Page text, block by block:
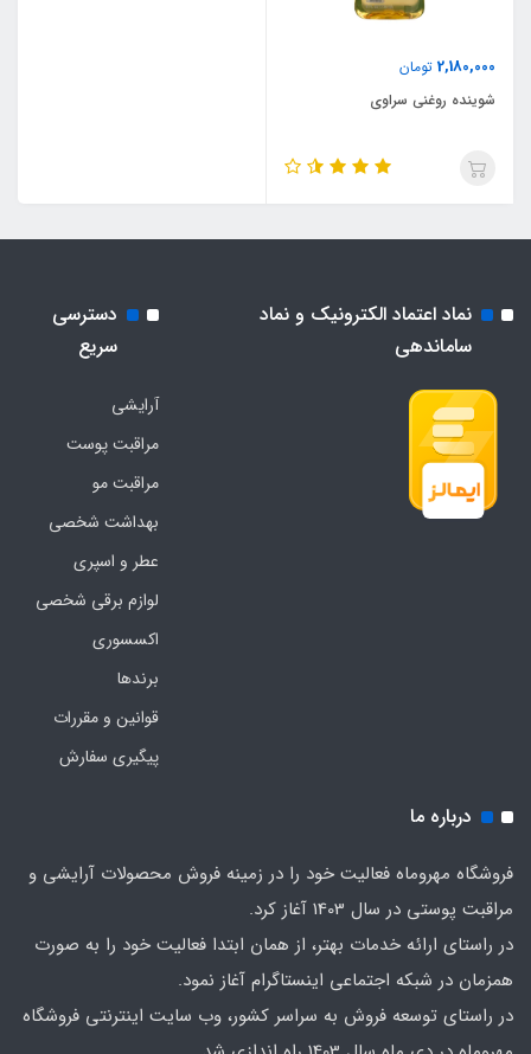
2,180,000 تومان
شوینده روغنی سراوی
نماد اعتماد الکترونیک و نماد
ساماندهی
دسترسی
سریع
آرایشی
مراقبت پوست
مراقبت مو
بهداشت شخصی
عطر و اسپری
لوازم برقی شخصی
اکسسوری
برندها
قوانین و مقررات
پیگیری سفارش
درباره ما
فروشگاه مهروماه فعالیت خود را در زمینه فروش محصولات آرایشی و
مراقبت پوستی در سال 1403 آغاز کرد.
در راستای ارائه خدمات بهتر، از همان ابتدا فعالیت خود را به صورت
همزمان در شبکه اجتماعی اینستاگرام آغاز نمود.
در راستای توسعه فروش به سراسر کشور، وب سایت اینترنتی فروشگاه